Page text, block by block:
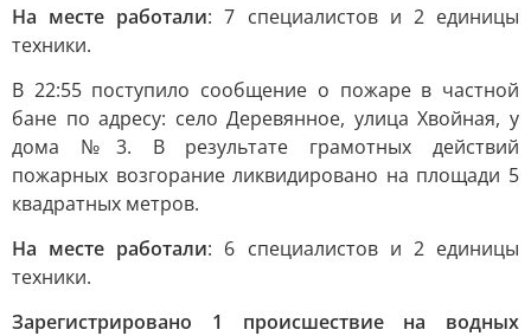
На месте работали: 7 специалистов и 2 единицы
техники.
В 22:55 поступило сообщение о пожаре в частной
бане по адресу: село Деревянное, улица Хвойная, у
дома №3. В результате грамотных действий
пожарных возгорание ликвидировано на площади 5
квадратных метров.
На месте работали: 6 специалистов и 2 единицы
техники.
Зарегистрировано 1 происшествие на водных